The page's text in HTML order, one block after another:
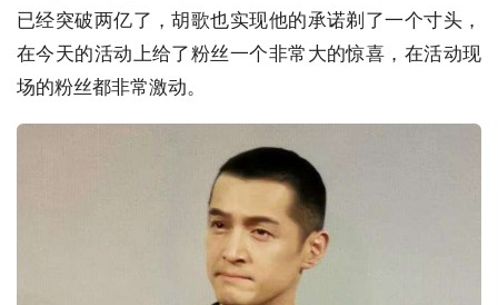
已经突破两亿了，胡歌也实现他的承诺剃了一个寸头，
在今天的活动上给了粉丝一个非常大的惊喜，在活动现
场的粉丝都非常激动。